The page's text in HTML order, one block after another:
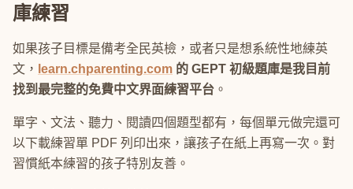
庫練習
如果孩子目標是備考全民英檢，或者只是想系統性地練英
文， learn.chparenting.com 的 GEPT 初級題庫是我目前
找到最完整的免費中文界面練習平台 。
單字、文法、聽力、閱讀四個題型都有，每個單元做完還可
以下載練習單 PDF 列印出來，讓孩子在紙上再寫一次。對
習慣紙本練習的孩子特別友善。